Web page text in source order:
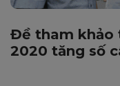
Đề tham khảo
2020 tăng số